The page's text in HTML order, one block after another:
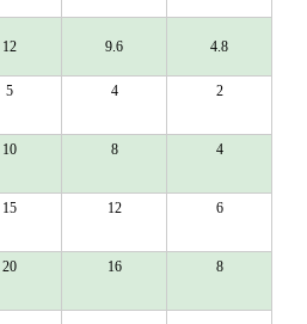
12 9.6 4.8
5 4 2
10 8 4
15 12 6
20 16 8